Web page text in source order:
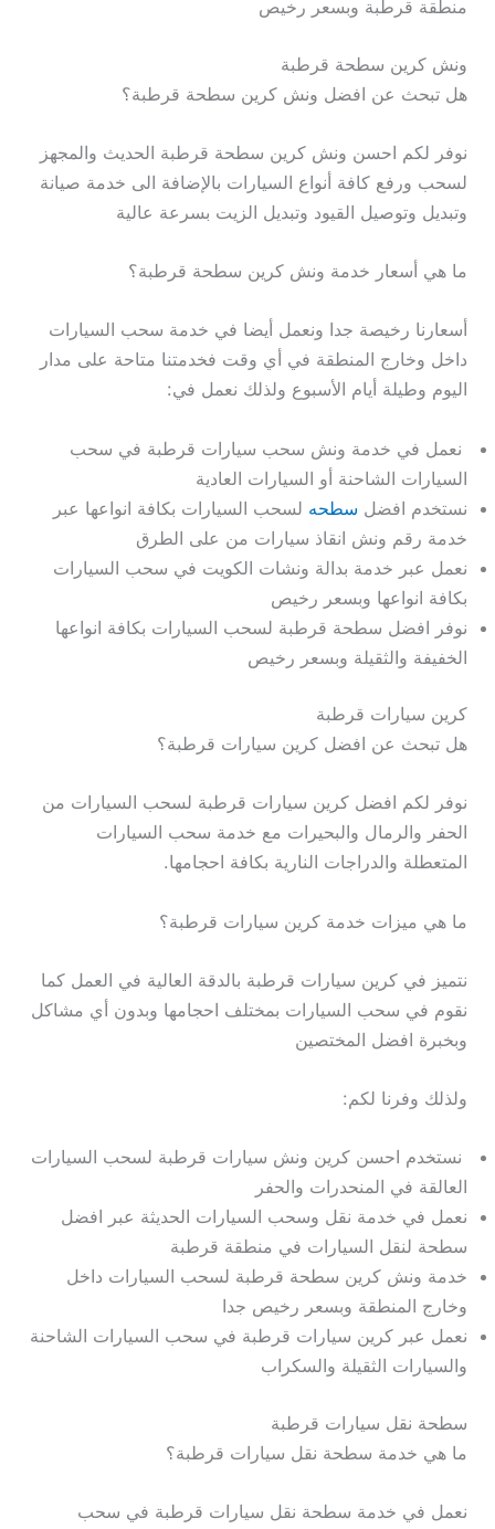
منطقة قرطبة وبسعر رخيص
ونش كرين سطحة قرطبة
هل تبحث عن افضل ونش كرين سطحة قرطبة؟
نوفر لكم احسن ونش كرين سطحة قرطبة الحديث والمجهز
لسحب ورفع كافة أنواع السيارات بالإضافة الى خدمة صيانة
وتبديل وتوصيل القيود وتبديل الزيت بسرعة عالية
ما هي أسعار خدمة ونش كرين سطحة قرطبة؟
أسعارنا رخيصة جدا ونعمل أيضا في خدمة سحب السيارات
داخل وخارج المنطقة في أي وقت فخدمتنا متاحة على مدار
اليوم وطيلة أيام الأسبوع ولذلك نعمل في:
نعمل في خدمة ونش سحب سيارات قرطبة في سحب
السيارات الشاحنة أو السيارات العادية
نستخدم افضل سطحه لسحب السيارات بكافة انواعها عبر
خدمة رقم ونش انقاذ سيارات من على الطرق
نعمل عبر خدمة بدالة ونشات الكويت في سحب السيارات
بكافة انواعها وبسعر رخيص
نوفر افضل سطحة قرطبة لسحب السيارات بكافة انواعها
الخفيفة والثقيلة وبسعر رخيص
كرين سيارات قرطبة
هل تبحث عن افضل كرين سيارات قرطبة؟
نوفر لكم افضل كرين سيارات قرطبة لسحب السيارات من
الحفر والرمال والبحيرات مع خدمة سحب السيارات
المتعطلة والدراجات النارية بكافة احجامها.
ما هي ميزات خدمة كرين سيارات قرطبة؟
نتميز في كرين سيارات قرطبة بالدقة العالية في العمل كما
نقوم في سحب السيارات بمختلف احجامها وبدون أي مشاكل
وبخبرة افضل المختصين
ولذلك وفرنا لكم:
نستخدم احسن كرين ونش سيارات قرطبة لسحب السيارات
العالقة في المنحدرات والحفر
نعمل في خدمة نقل وسحب السيارات الحديثة عبر افضل
سطحة لنقل السيارات في منطقة قرطبة
خدمة ونش كرين سطحة قرطبة لسحب السيارات داخل
وخارج المنطقة وبسعر رخيص جدا
نعمل عبر كرين سيارات قرطبة في سحب السيارات الشاحنة
والسيارات الثقيلة والسكراب
سطحة نقل سيارات قرطبة
ما هي خدمة سطحة نقل سيارات قرطبة؟
نعمل في خدمة سطحة نقل سيارات قرطبة في سحب